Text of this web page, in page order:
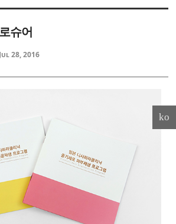
슈어
28, 2016
ko
스케치북5
스케치북5